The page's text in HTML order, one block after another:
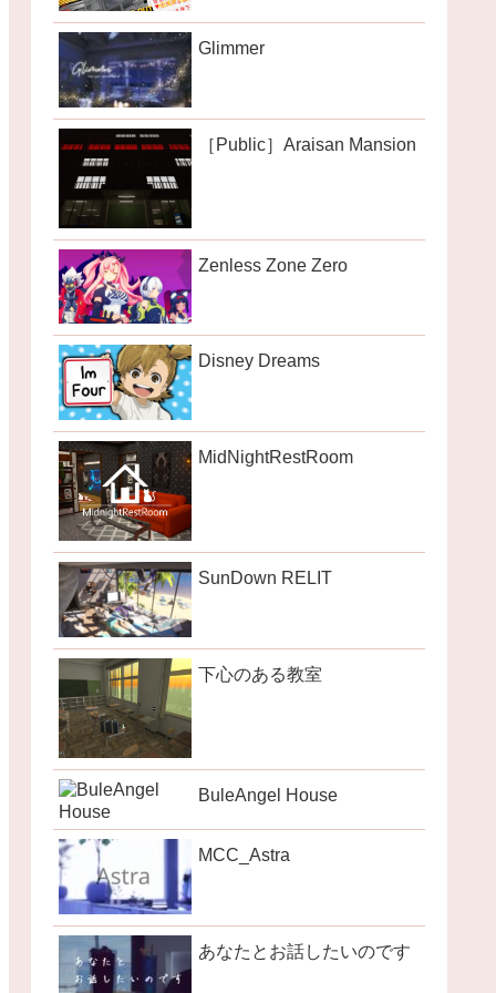
Glimmer
［Public］Araisan Mansion
Zenless Zone Zero
Disney Dreams
MidNightRestRoom
SunDown RELIT
下心のある教室
BuleAngel House
MCC_Astra
あなたとお話したいのです